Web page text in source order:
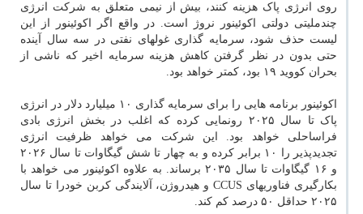
روی انرژی پاک هزینه کنند، بیش از نیمی متعلق به شرکت انرژی
چندملیتی دولتی اکوئینور نروژ است. در واقع اگر اکوئینور از این
لیست حذف شود، سرمایه گذاری غولهای نفتی در سه سال آینده
حتی بدون در نظر گرفتن کاهش هزینه سرمایه اخیر که ناشی از
بحران کووید ۱۹ بود، کمتر خواهد بود.
اکوئینور برنامه هایی را برای سرمایه گذاری ۱۰ میلیارد دلار در انرژی
پاک تا سال ۲۰۲۵ رونمایی کرده که اغلب در بخش انرژی بادی
فراساحلی خواهد بود. این شرکت می خواهد ظرفیت انرژی
تجدیدپذیر را ۱۰ برابر کرده و به چهار تا شش گیگاوات تا سال ۲۰۲۶
و ۱۶ گیگاوات تا سال ۲۰۳۵ برساند. به علاوه اکوئینور می خواهد با
بکارگیری فناوریهای CCUS و هیدروژن، آلایندگی کربن خودرا تا سال
۲۰۲۵ حداقل ۵۰ درصد کم کند.